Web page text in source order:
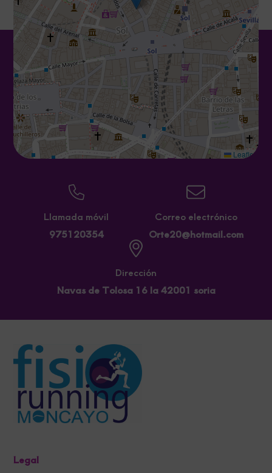
Leaflet
Llamada móvil
975120354
Correo electrónico
Orte20@hotmail.com
Dirección
Navas de Tolosa 16 la 42001 soria
Legal